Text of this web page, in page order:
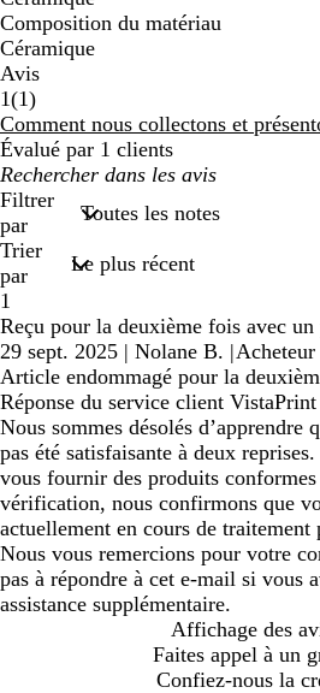
Composition du matériau
Céramique
Avis
1(11
avis
)
Comment nous collectons et
Évalué par 1 clients
Mes
recherches
saisies
Filtrer
par
Trier
par
1
Reçu pour la deuxième fois avec
29 sept. 2025 | Nolane B. |
Article endommagé pour la
Réponse du service client
Nous sommes désolés d’apprendre
pas été satisfaisante à deux
vous fournir des produits
vérification, nous confirmons que
actuellement en cours de
Nous vous remercions pour votre
pas à répondre à cet e-mail si vous
assistance supplémentaire.
Affichage des
Faites appel à un
Confiez-nous la